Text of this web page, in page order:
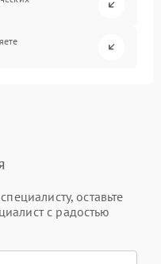
оставьте
с радостью